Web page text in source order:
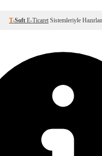
T-Soft E-Ticaret Sistemleriyle